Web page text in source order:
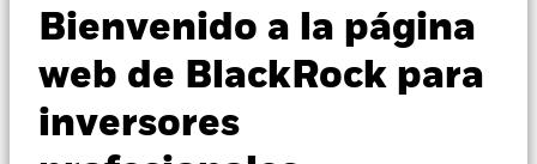
Bienvenido a la página
web de BlackRock para
inversores
Perspectivas
Visión de mercado
Income Fund